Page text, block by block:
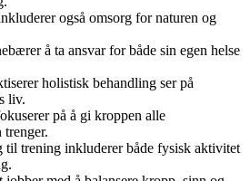
også omsorg for naturen og
å ta ansvar for både sin egen helse
holistisk behandling ser på
liv.
på å gi kroppen alle
trening inkluderer både fysisk aktivitet